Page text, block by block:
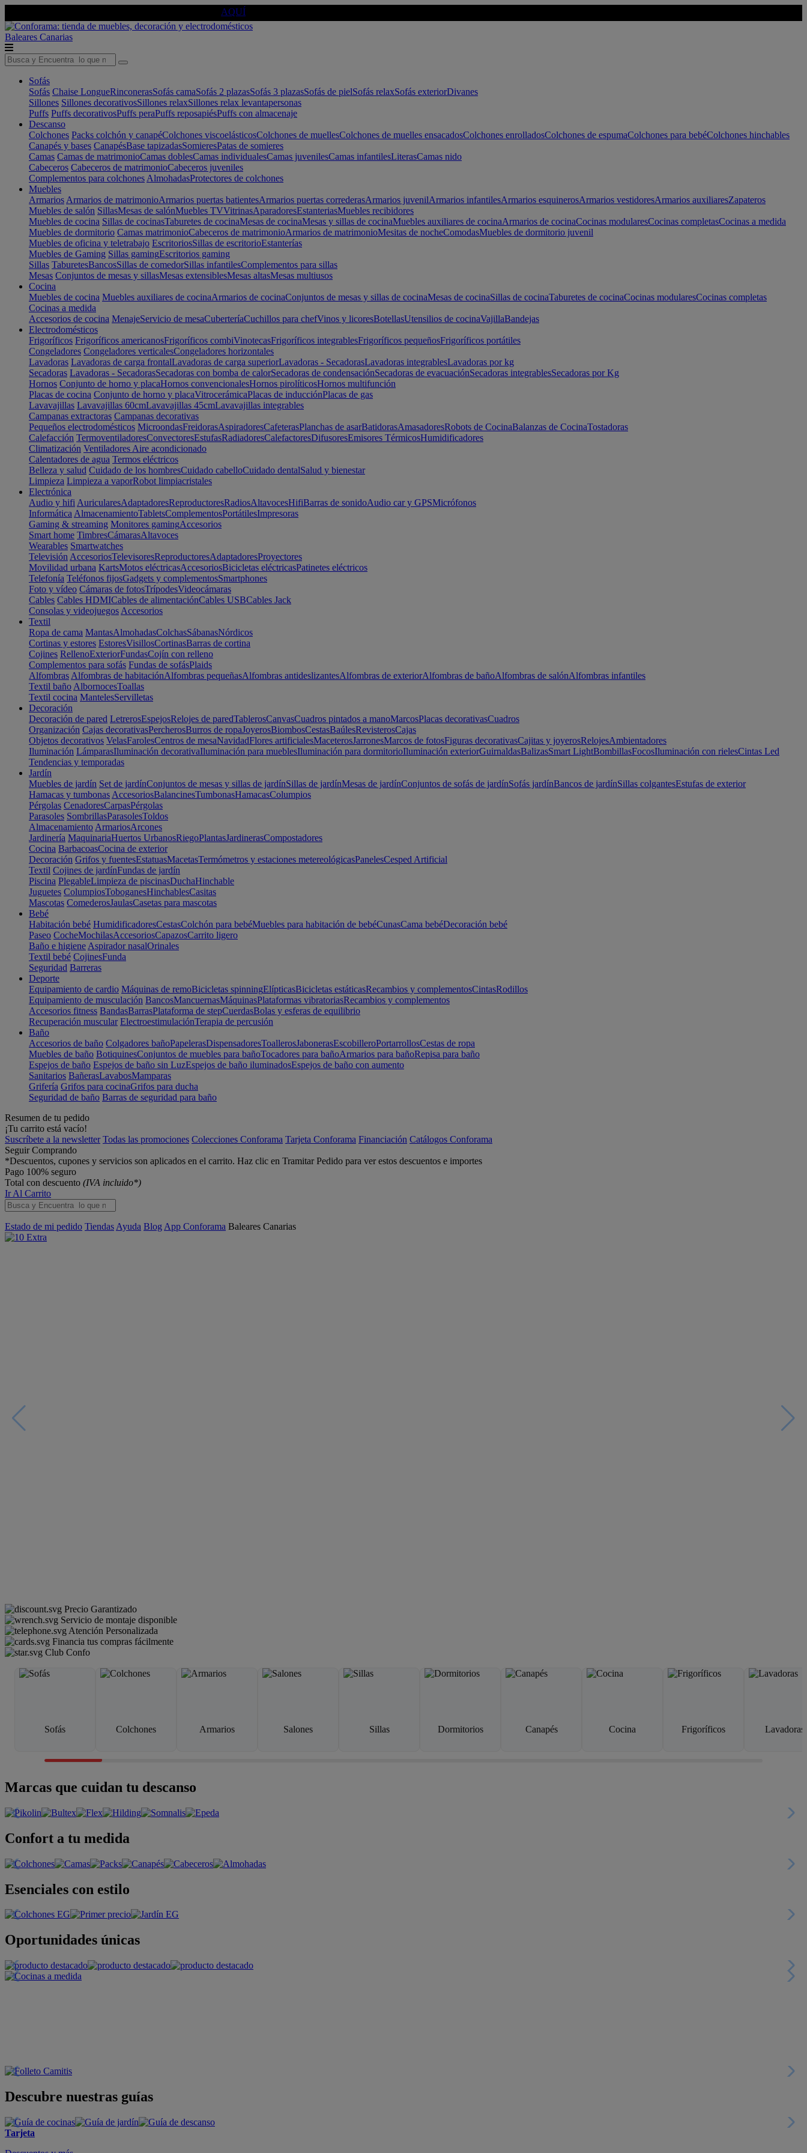
AQUÍ
Baleares Canarias
Sofás
Sofás Chaise LongueRinconerasSofás camaSofás 2 plazasSofás 3 plazasSofás de pielSofás relaxSofás exteriorDivanes
Sillones Sillones decorativosSillones relaxSillones relax levantapersonas
Puffs Puffs decorativosPuffs peraPuffs reposapiésPuffs con almacenaje
Descanso
Colchones Packs colchón y canapéColchones viscoelásticosColchones de muellesColchones de muelles ensacadosColchones enrolladosColchones de espumaColchones para bebéColchones hinchables
Canapés y bases CanapésBase tapizadasSomieresPatas de somieres
Camas Camas de matrimonioCamas doblesCamas individualesCamas juvenilesCamas infantilesLiterasCamas nido
Cabeceros Cabeceros de matrimonioCabeceros juveniles
Complementos para colchones AlmohadasProtectores de colchones
Muebles
Armarios Armarios de matrimonioArmarios puertas batientesArmarios puertas correderasArmarios juvenilArmarios infantilesArmarios esquinerosArmarios vestidoresArmarios auxiliaresZapateros
Muebles de salón SillasMesas de salónMuebles TVVitrinasAparadoresEstanteriasMuebles recibidores
Muebles de cocina Sillas de cocinasTaburetes de cocinaMesas de cocinaMesas y sillas de cocinaMuebles auxiliares de cocinaArmarios de cocinaCocinas modularesCocinas completasCocinas a medida
Muebles de dormitorio Camas matrimonioCabeceros de matrimonioArmarios de matrimonioMesitas de nocheComodasMuebles de dormitorio juvenil
Muebles de oficina y teletrabajo EscritoriosSillas de escritorioEstanterías
Muebles de Gaming Sillas gamingEscritorios gaming
Sillas TaburetesBancosSillas de comedorSillas infantilesComplementos para sillas
Mesas Conjuntos de mesas y sillasMesas extensiblesMesas altasMesas multiusos
Cocina
Muebles de cocina Muebles auxiliares de cocinaArmarios de cocinaConjuntos de mesas y sillas de cocinaMesas de cocinaSillas de cocinaTaburetes de cocinaCocinas modularesCocinas completas
Cocinas a medida
Accesorios de cocina MenajeServicio de mesaCuberteríaCuchillos para chefVinos y licoresBotellasUtensilios de cocinaVajillaBandejas
Electrodomésticos
Frigoríficos Frigoríficos americanosFrigoríficos combiVinotecasFrigoríficos integrablesFrigoríficos pequeñosFrigoríficos portátiles
Congeladores Congeladores verticalesCongeladores horizontales
Lavadoras Lavadoras de carga frontalLavadoras de carga superiorLavadoras - SecadorasLavadoras integrablesLavadoras por kg
Secadoras Lavadoras - SecadorasSecadoras con bomba de calorSecadoras de condensaciónSecadoras de evacuaciónSecadoras integrablesSecadoras por Kg
Hornos Conjunto de horno y placaHornos convencionalesHornos pirolíticosHornos multifunción
Placas de cocina Conjunto de horno y placaVitrocerámicaPlacas de inducciónPlacas de gas
Lavavajillas Lavavajillas 60cmLavavajillas 45cmLavavajillas integrables
Campanas extractoras Campanas decorativas
Pequeños electrodomésticos MicroondasFreidorasAspiradoresCafeterasPlanchas de asarBatidorasAmasadoresRobots de CocinaBalanzas de CocinaTostadoras
Calefacción TermoventiladoresConvectoresEstufasRadiadoresCalefactoresDifusoresEmisores TérmicosHumidificadores
Climatización Ventiladores Aire acondicionado
Calentadores de agua Termos eléctricos
Belleza y salud Cuidado de los hombresCuidado cabelloCuidado dentalSalud y bienestar
Limpieza Limpieza a vaporRobot limpiacristales
Electrónica
Audio y hifi AuricularesAdaptadoresReproductoresRadiosAltavocesHifiBarras de sonidoAudio car y GPSMicrófonos
Informática AlmacenamientoTabletsComplementosPortátilesImpresoras
Gaming & streaming Monitores gamingAccesorios
Smart home TimbresCámarasAltavoces
Wearables Smartwatches
Televisión AccesoriosTelevisoresReproductoresAdaptadoresProyectores
Movilidad urbana KartsMotos eléctricasAccesoriosBicicletas eléctricasPatinetes eléctricos
Telefonía Teléfonos fijosGadgets y complementosSmartphones
Foto y vídeo Cámaras de fotosTrípodesVideocámaras
Cables Cables HDMICables de alimentaciónCables USBCables Jack
Consolas y videojuegos Accesorios
Textil
Ropa de cama MantasAlmohadasColchasSábanasNórdicos
Cortinas y estores EstoresVisillosCortinasBarras de cortina
Cojines RellenoExteriorFundasCojín con relleno
Complementos para sofás Fundas de sofásPlaids
Alfombras Alfombras de habitaciónAlfombras pequeñasAlfombras antideslizantesAlfombras de exteriorAlfombras de bañoAlfombras de salónAlfombras infantiles
Textil baño AlbornocesToallas
Textil cocina MantelesServilletas
Decoración
Decoración de pared LetrerosEspejosRelojes de paredTablerosCanvasCuadros pintados a manoMarcosPlacas decorativasCuadros
Organización Cajas decorativasPercherosBurros de ropaJoyerosBiombosCestasBaúlesRevisterosCajas
Objetos decorativos VelasFarolesCentros de mesaNavidadFlores artificialesMaceterosJarronesMarcos de fotosFiguras decorativasCajitas y joyerosRelojesAmbientadores
Iluminación LámparasIluminación decorativaIluminación para mueblesIluminación para dormitorioIluminación exteriorGuirnaldasBalizasSmart LightBombillasFocosIluminación con rielesCintas Led
Tendencias y temporadas
Jardín
Muebles de jardín Set de jardínConjuntos de mesas y sillas de jardínSillas de jardínMesas de jardínConjuntos de sofás de jardínSofás jardínBancos de jardínSillas colgantesEstufas de exterior
Hamacas y tumbonas AccesoriosBalancinesTumbonasHamacasColumpios
Pérgolas CenadoresCarpasPérgolas
Parasoles SombrillasParasolesToldos
Almacenamiento ArmariosArcones
Jardinería MaquinariaHuertos UrbanosRiegoPlantasJardinerasCompostadores
Cocina BarbacoasCocina de exterior
Decoración Grifos y fuentesEstatuasMacetasTermómetros y estaciones metereológicasPanelesCesped Artificial
Textil Cojines de jardínFundas de jardín
Piscina PlegableLimpieza de piscinasDuchaHinchable
Juguetes ColumpiosToboganesHinchablesCasitas
Mascotas ComederosJaulasCasetas para mascotas
Bebé
Habitación bebé HumidificadoresCestasColchón para bebéMuebles para habitación de bebéCunasCama bebéDecoración bebé
Paseo CocheMochilasAccesoriosCapazosCarrito ligero
Baño e higiene Aspirador nasalOrinales
Textil bebé CojinesFunda
Seguridad Barreras
Deporte
Equipamiento de cardio Máquinas de remoBicicletas spinningElípticasBicicletas estáticasRecambios y complementosCintasRodillos
Equipamiento de musculación BancosMancuernasMáquinasPlataformas vibratoriasRecambios y complementos
Accesorios fitness BandasBarrasPlataforma de stepCuerdasBolas y esferas de equilibrio
Recuperación muscular ElectroestimulaciónTerapia de percusión
Baño
Accesorios de baño Colgadores bañoPapelerasDispensadoresToallerosJabonerasEscobilleroPortarrollosCestas de ropa
Muebles de baño BotiquinesConjuntos de muebles para bañoTocadores para bañoArmarios para bañoRepisa para baño
Espejos de baño Espejos de baño sin LuzEspejos de baño iluminadosEspejos de baño con aumento
Sanitarios BañerasLavabosMamparas
Grifería Grifos para cocinaGrifos para ducha
Seguridad de baño Barras de seguridad para baño
Resumen de tu pedido
¡Tu carrito está vacío!
Suscríbete a la newsletter Todas las promociones Colecciones Conforama Tarjeta Conforama Financiación Catálogos Conforama
Seguir Comprando
*Descuentos, cupones y servicios son aplicados en el carrito. Haz clic en Tramitar Pedido para ver estos descuentos e importes
Pago 100% seguro
Total con descuento (IVA incluido*)
Ir Al Carrito
Estado de mi pedido Tiendas Ayuda Blog App Conforama Baleares Canarias
Precio Garantizado
Servicio de montaje disponible
Atención Personalizada
Financia tus compras fácilmente
Club Confo
Sofás Colchones Armarios Salones Sillas Dormitorios Canapés Cocina Frigoríficos Lavadoras
Marcas que cuidan tu descanso
Confort a tu medida
Esenciales con estilo
Oportunidades únicas
Descubre nuestras guías
Tarjeta